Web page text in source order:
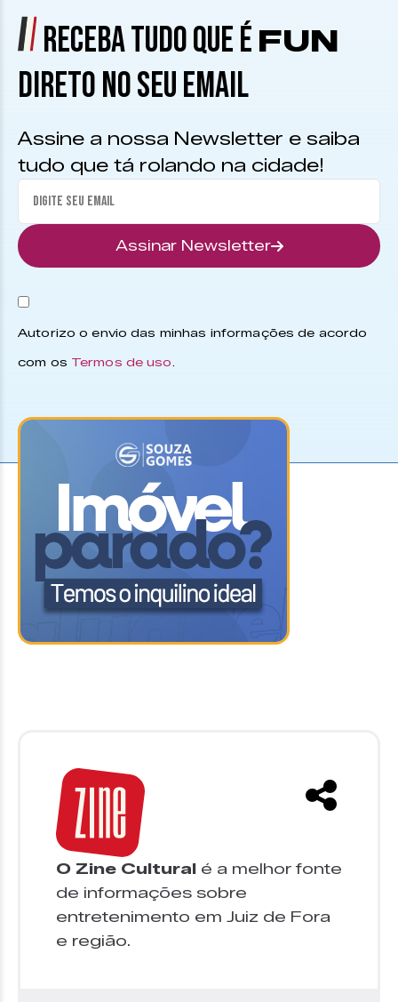
RECEBA TUDO QUE É FUN
DIRETO NO SEU EMAIL
Assine a nossa Newsletter e saiba
tudo que tá rolando na cidade!
Assinar Newsletter
Autorizo o envio das minhas informações de acordo
com os Termos de uso.
O Zine Cultural é a melhor fonte
de informações sobre
entretenimento em Juiz de Fora
e região.